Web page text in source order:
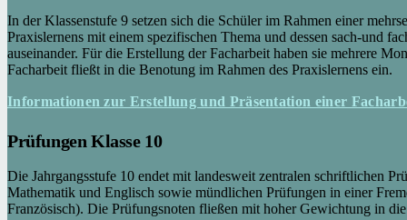
In der Klassenstufe 9 setzen sich die Schüler im Rahmen einer
Praxislernens mit einem spezifischen Thema und dessen sach-und
auseinander. Für die Erstellung der Facharbeit haben sie mehrere
Facharbeit fließt in die Benotung im Rahmen des Praxislernens ein.
Informationen zur Erstellung und Präsentation einer
Prüfungen Klasse 10
Die Jahrgangsstufe 10 endet mit landesweit zentralen schriftlichen
Mathematik und Englisch sowie mündlichen Prüfungen in einer
Französisch). Die Prüfungsnoten fließen mit hoher Gewichtung in
MuK-
Projekt – SJ
25/26 26.
Mai 2026
Leichtathletik
26. Mai
2026
Kontakt